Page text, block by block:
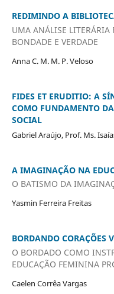
REDIMINDO A
UMA ANÁLISE LITERÁRIA
BONDADE E VERDADE
Anna C. M. M. P. Veloso
FIDES ET ERUDITIO: A
COMO FUNDAMENTO
SOCIAL
Gabriel Araújo, Prof. Ms.
A IMAGINAÇÃO NA
O BATISMO DA
Yasmin Ferreira Freitas
BORDANDO CORAÇÕES
O BORDADO COMO
EDUCAÇÃO FEMININA
Caelen Corrêa Vargas